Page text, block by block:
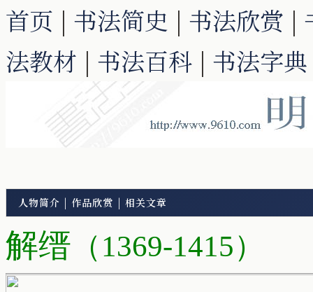
首页 | 书法简史 | 书法欣赏 |
法教材 | 书法百科 | 书法字典
人物简介 | 作品欣赏 | 相关文章
解缙 （1369-1415）